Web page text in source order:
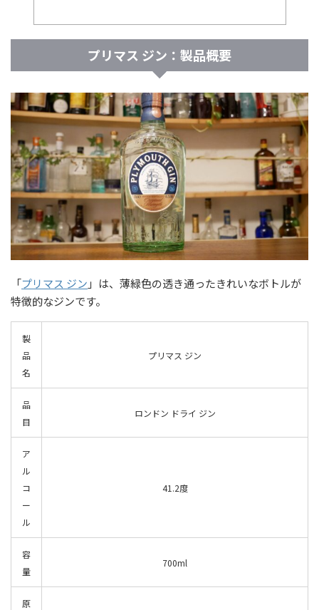
プリマス ジン：製品概要
「プリマス ジン 」は、薄緑色の透き通ったきれいなボトルが
特徴的なジンです。
製
品
名
プリマス ジン
品
目
ロンドン ドライ ジン
ア
ル
コ
ー
ル
41.2度
容
量
700ml
原